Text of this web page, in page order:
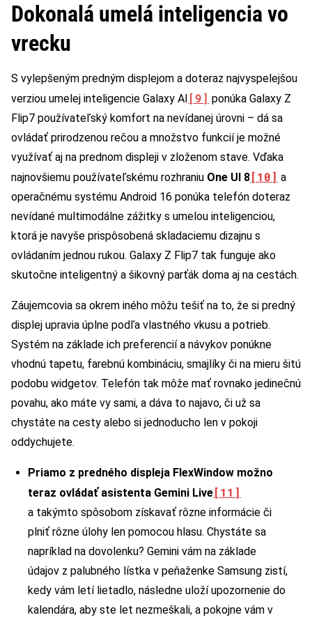
Dokonalá umelá inteligencia vo
vrecku
S vylepšeným predným displejom a doteraz najvyspelejšou
verziou umelej inteligencie Galaxy AI [9] ponúka Galaxy Z
Flip7 používateľský komfort na nevídanej úrovni – dá sa
ovládať prirodzenou rečou a množstvo funkcií je možné
využívať aj na prednom displeji v zloženom stave. Vďaka
najnovšiemu používateľskému rozhraniu One UI 8[10] a
operačnému systému Android 16 ponúka telefón doteraz
nevídané multimodálne zážitky s umelou inteligenciou,
ktorá je navyše prispôsobená skladaciemu dizajnu s
ovládaním jednou rukou. Galaxy Z Flip7 tak funguje ako
skutočne inteligentný a šikovný parťák doma aj na cestách.
Záujemcovia sa okrem iného môžu tešiť na to, že si predný
displej upravia úplne podľa vlastného vkusu a potrieb.
Systém na základe ich preferencií a návykov ponúkne
vhodnú tapetu, farebnú kombináciu, smajlíky či na mieru šitú
podobu widgetov. Telefón tak môže mať rovnako jedinečnú
povahu, ako máte vy sami, a dáva to najavo, či už sa
chystáte na cesty alebo si jednoducho len v pokoji
oddychujete.
Priamo z predného displeja FlexWindow možno
teraz ovládať asistenta Gemini Live[11]
a takýmto spôsobom získavať rôzne informácie či
plniť rôzne úlohy len pomocou hlasu. Chystáte sa
napríklad na dovolenku? Gemini vám na základe
údajov z palubného lístka v peňaženke Samsung zistí,
kedy vám letí lietadlo, následne uloží upozornenie do
kalendára, aby ste let nezmeškali, a pokojne vám v